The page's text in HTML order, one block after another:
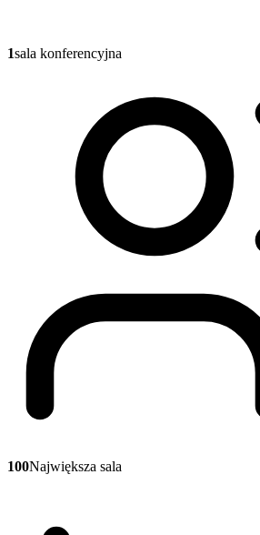
1sala konferencyjna
100Największa sala